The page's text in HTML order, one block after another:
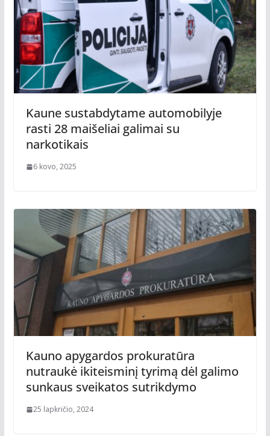
Kaune sustabdytame automobilyje
rasti 28 maišeliai galimai su
narkotikais
6 kovo, 2025
Kauno apygardos prokuratūra
nutraukė ikiteisminį tyrimą dėl galimo
sunkaus sveikatos sutrikdymo
25 lapkričio, 2024